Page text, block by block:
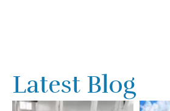
Latest Blog